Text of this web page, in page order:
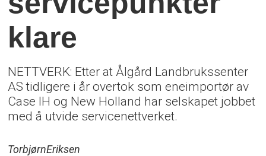
klare
NETTVERK: Etter at Ålgård Landbrukssenter
AS tidligere i år overtok som eneimportør av
Case IH og New Holland har selskapet jobbet
med å utvide servicenettverket.
TorbjørnEriksen